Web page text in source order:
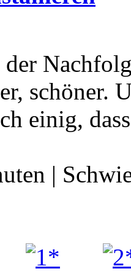
schöner.
einig,
|